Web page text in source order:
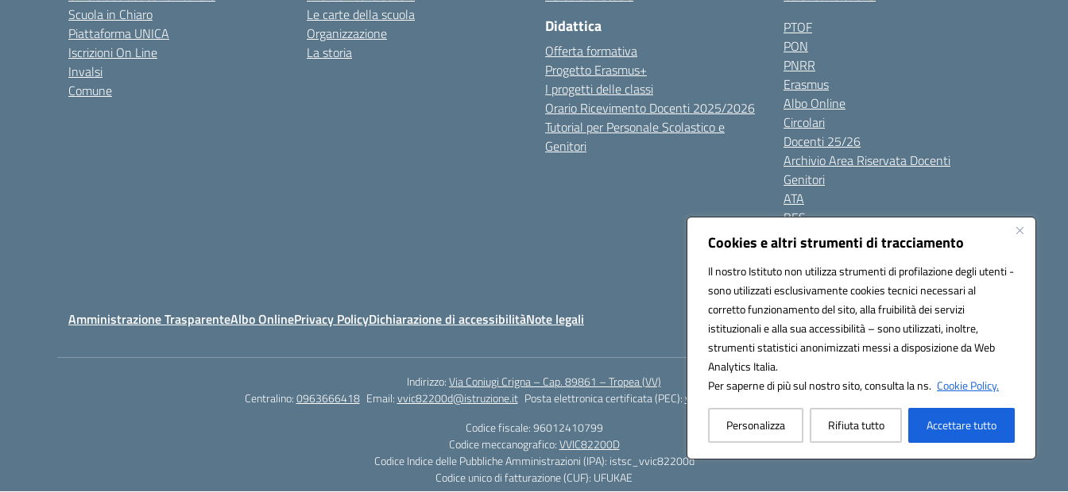
Cookies e altri strumenti di tracciamento
Il nostro Istituto non utilizza strumenti di profilazione degli utenti -
sono utilizzati esclusivamente cookies tecnici necessari al
corretto funzionamento del sito, alla fruibilità dei servizi
istituzionali e alla sua accessibilità – sono utilizzati, inoltre,
strumenti statistici anonimizzati messi a disposizione da Web
Analytics Italia.
Per saperne di più sul nostro sito, consulta la ns. Cookie Policy.
Personalizza Rifiuta tutto Accettare tutto
Scuola in Chiaro
Piattaforma UNICA
Iscrizioni On Line
Invalsi
Comune
Le carte della scuola
Organizzazione
La storia
Didattica
Offerta formativa
Progetto Erasmus+
I progetti delle classi
Orario Ricevimento Docenti 2025/2026
Tutorial per Personale Scolastico e
Genitori
PTOF
PON
PNRR
Erasmus
Albo Online
Circolari
Docenti 25/26
Archivio Area Riservata Docenti
Genitori
ATA
BES
Modulistica
Gallery
Amministrazione TrasparenteAlbo OnlinePrivacy PolicyDichiarazione di accessibilitàNote legali
Indirizzo:Via Coniugi Crigna – Cap. 89861 – Tropea (VV)
Centralino:0963666418 Email:vvic82200d@istruzione.it Posta elettronica certificata (PEC):vvic82200d@pec.istruzione.it
Codice fiscale: 96012410799
Codice meccanografico:VVIC82200D
Codice Indice delle Pubbliche Amministrazioni (IPA): istsc_vvic82200d
Codice unico di fatturazione (CUF): UFUKAE